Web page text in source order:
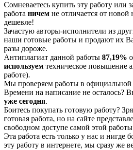
Сомневаетесь купить эту работу или
работа ничем не отличается от новой
дешевле!
Зачастую авторы-исполнители из
наши готовые работы и продают их
разы дороже.
Антиплагиат данной работы 87,19%
используем техническое повышение
работе).
Мы проверяем работы в официальной
Времени на написание не осталось?
уже сегодня.
Боитесь покупать готовую работу?
готовая работа, но на сайте
свободном доступе самой этой
Эта работа есть только у нас и нигде
эту работу в интернете, мы сразу же